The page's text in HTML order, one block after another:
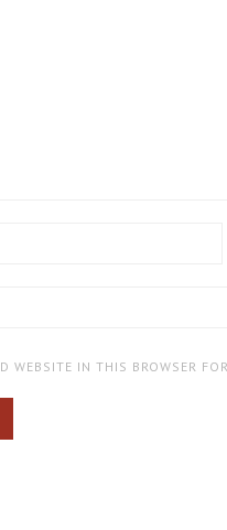
WEBSITE IN THIS BROWSER